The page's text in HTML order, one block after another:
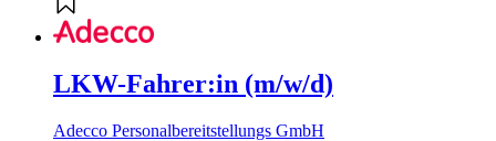
LKW-Fahrer:in (m/w/d)
Adecco Personalbereitstellungs GmbH